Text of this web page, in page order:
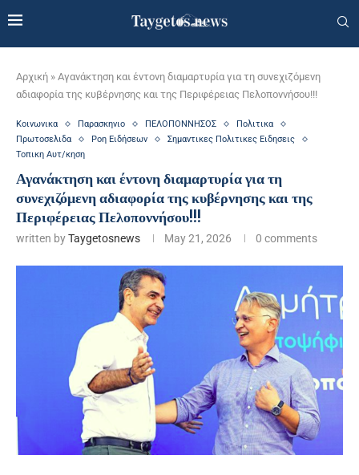
Αρχική » Αγανάκτηση και έντονη διαμαρτυρία για τη συνεχιζόμενη
αδιαφορία της κυβέρνησης και της Περιφέρειας Πελοποννήσου!!!
Κοινωνικα Παρασκηνιο ΠΕΛΟΠΟΝΝΗΣΟΣ
Πολιτικα
Πρωτοσελιδα
Ροη Ειδήσεων
Σημαντικες Πολιτικες Ειδησεις
Τοπικη Αυτ/κηση
Αγανάκτηση και έντονη διαμαρτυρία για τη
συνεχιζόμενη αδιαφορία της κυβέρνησης και της
Περιφέρειας Πελοποννήσου!!!
written byTaygetosnews May 21, 2026 0 comments